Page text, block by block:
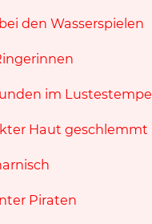
den Wasserspielen
im Lustestempel
Haut geschlemmt
Piraten